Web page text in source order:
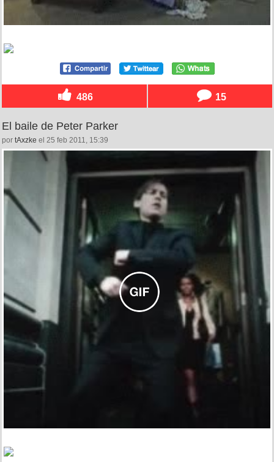
486 15
El baile de Peter Parker
por tAxzke el 25 feb 2011, 15:39